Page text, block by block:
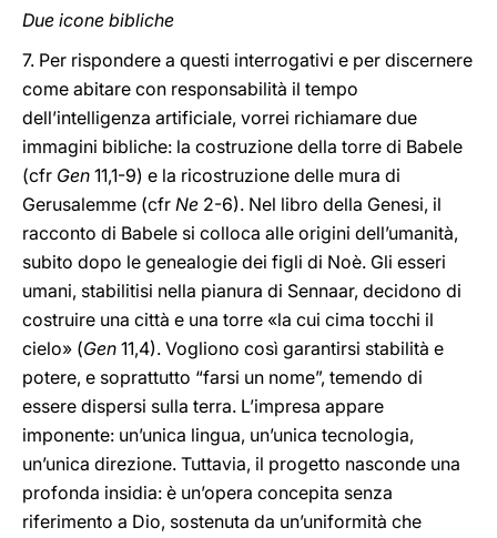
Due icone bibliche
7. Per rispondere a questi interrogativi e per discernere
come abitare con responsabilità il tempo
dell’intelligenza artificiale, vorrei richiamare due
immagini bibliche: la costruzione della torre di Babele
(cfr Gen 11,1-9) e la ricostruzione delle mura di
Gerusalemme (cfr Ne 2-6). Nel libro della Genesi, il
racconto di Babele si colloca alle origini dell’umanità,
subito dopo le genealogie dei figli di Noè. Gli esseri
umani, stabilitisi nella pianura di Sennaar, decidono di
costruire una città e una torre «la cui cima tocchi il
cielo» (Gen 11,4). Vogliono così garantirsi stabilità e
potere, e soprattutto “farsi un nome”, temendo di
essere dispersi sulla terra. L’impresa appare
imponente: un’unica lingua, un’unica tecnologia,
un’unica direzione. Tuttavia, il progetto nasconde una
profonda insidia: è un’opera concepita senza
riferimento a Dio, sostenuta da un’uniformità che